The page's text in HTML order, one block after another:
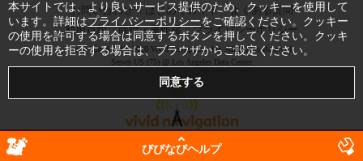
お問い合わせ はじめてガイド
よくある質問
利用規約
商標・著作権 プライバシーポリシー
Copyright © 1999-2026 Vivid Navigation, Inc. All Rights Reserved.
Server US (75) @ Los Angeles Data Center
びびなびヘルプ
本サイトでは、より良いサービス提供のため、クッキーを使用して
います。詳細はプライバシーポリシーをご確認ください。クッキー
の使用を許可する場合は同意するボタンを押してください。クッキ
ーの使用を拒否する場合は、ブラウザからご設定ください。